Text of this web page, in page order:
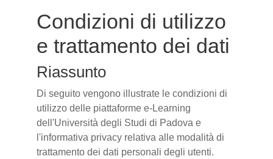
Condizioni di utilizzo
e trattamento dei dati
Riassunto
Di seguito vengono illustrate le condizioni di
utilizzo delle piattaforme e-Learning
dell'Università degli Studi di Padova e
l'informativa privacy relativa alle modalità di
trattamento dei dati personali degli utenti.